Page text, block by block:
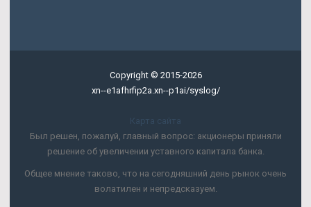
Copyright © 2015-2026
xn--e1afhrfip2a.xn--p1ai/syslog/
Карта сайта
Был решен, пожалуй, главный вопрос: акционеры приняли
решение об увеличении уставного капитала банка.
Общее мнение таково, что на сегодняшний день рынок очень
волатилен и непредсказуем.